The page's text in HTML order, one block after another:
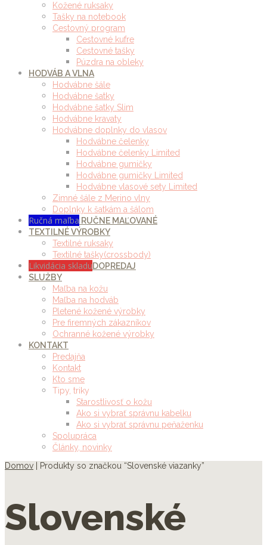
Kožené ruksaky
Tašky na notebook
Cestovný program
Cestovné kufre
Cestovné tašky
Púzdra na obleky
HODVÁB A VLNA
Hodvábne šále
Hodvábne šatky
Hodvábne šatky Slim
Hodvábne kravaty
Hodvábne doplnky do vlasov
Hodvábne čelenky
Hodvábne čelenky Limited
Hodvábne gumičky
Hodvábne gumičky Limited
Hodvábne vlasové sety Limited
Zimné šále z Merino vlny
Doplnky k šatkám a šálom
Ručná maľba RUČNE MAĽOVANÉ
TEXTILNÉ VÝROBKY
Textilné ruksaky
Textilné tašky(crossbody)
Likvidácia skladuDOPREDAJ
SLUŽBY
Maľba na kožu
Maľba na hodváb
Pletené kožené výrobky
Pre firemných zákazníkov
Ochranné kožené výrobky
KONTAKT
Predajňa
Kontakt
Kto sme
Tipy, triky
Starostlivosť o kožu
Ako si vybrať správnu kabelku
Ako si vybrať správnu peňaženku
Spolupráca
Články, novinky
Domov | Produkty so značkou “Slovenské viazanky”
Slovenské